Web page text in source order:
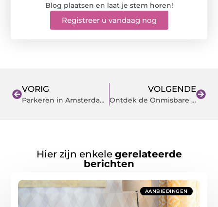
Blog plaatsen en laat je stem horen!
Registreer u vandaag nog
VORIG
Parkeren in Amsterdam: Waar op te letten?
VOLGENDE
Ontdek de Onmisbare Rol van een Notaris in Gouda
Hier zijn enkele gerelateerde
berichten
AANBIEDINGEN